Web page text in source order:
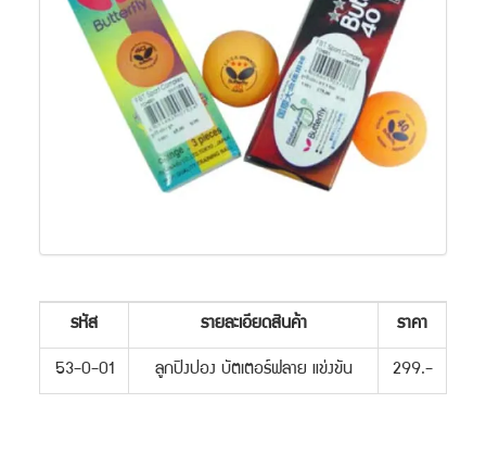
รหัส รายละเอียดสินค้า ราคา
53-0-01 ลูกปิงปอง บัตเตอร์ฟลาย แข่งขัน 299.-